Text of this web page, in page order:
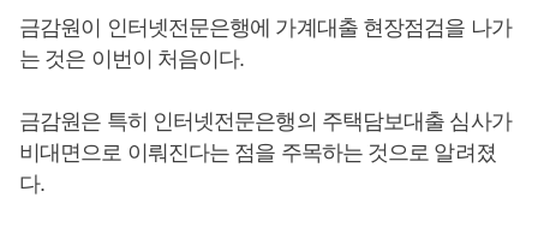
금감원이 인터넷전문은행에 가계대출 현장점검을 나가
는 것은 이번이 처음이다.
금감원은 특히 인터넷전문은행의 주택담보대출 심사가
비대면으로 이뤄진다는 점을 주목하는 것으로 알려졌
다.